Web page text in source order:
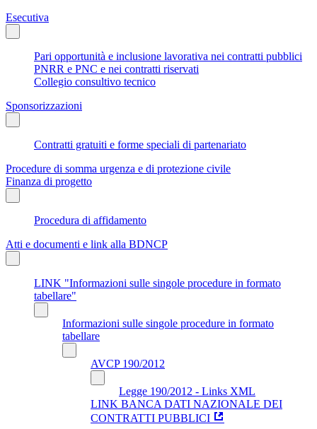
Esecutiva
Pari opportunità e inclusione lavorativa nei contratti pubblici
PNRR e PNC e nei contratti riservati
Collegio consultivo tecnico
Sponsorizzazioni
Contratti gratuiti e forme speciali di partenariato
Procedure di somma urgenza e di protezione civile
Finanza di progetto
Procedura di affidamento
Atti e documenti e link alla BDNCP
LINK "Informazioni sulle singole procedure in formato
tabellare"
Informazioni sulle singole procedure in formato
tabellare
AVCP 190/2012
Legge 190/2012 - Links XML
LINK BANCA DATI NAZIONALE DEI
CONTRATTI PUBBLICI